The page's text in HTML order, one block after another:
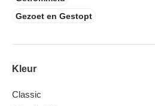
Gezoet en Gestopt
Kleur
Classic